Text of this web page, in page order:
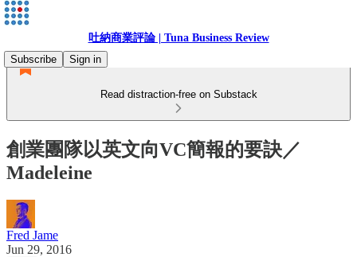
吐納商業評論 | Tuna Business Review
Subscribe
Sign in
Read distraction-free on Substack
創業團隊以英文向VC簡報的要訣／
Madeleine
Fred Jame
Jun 29, 2016